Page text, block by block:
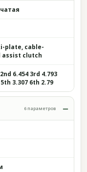
plate, cable-
assist clutch
6.454 3rd 4.793
3.307 6th 2.79
6 параметров